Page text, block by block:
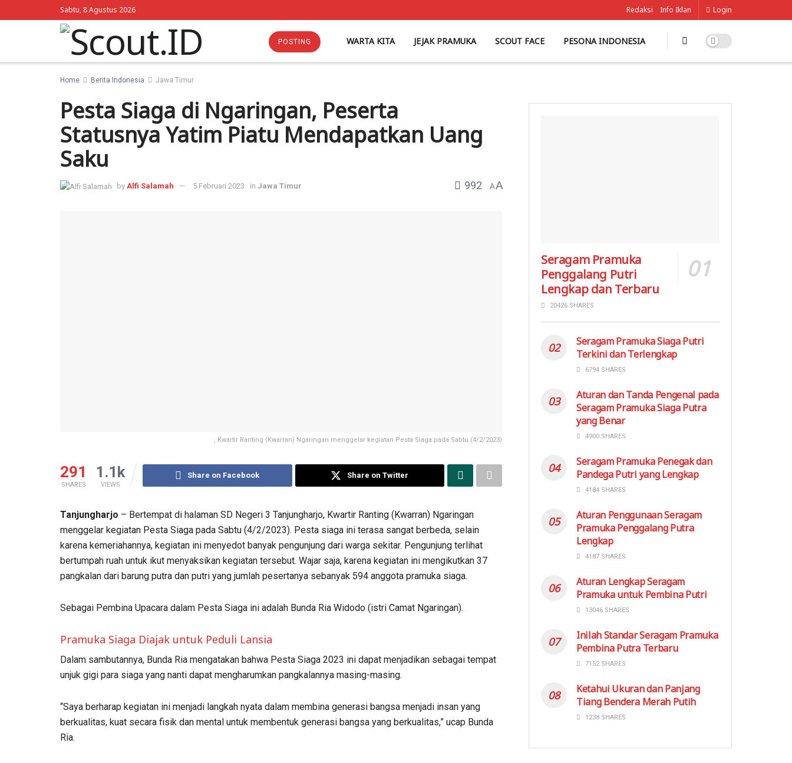
Sabtu, 8 Agustus 2026 Redaksi Info Iklan Login
POSTING WARTA KITA JEJAK PRAMUKA SCOUT FACE PESONA INDONESIA
Home Berita Indonesia Jawa Timur
Pesta Siaga di Ngaringan, Peserta
Statusnya Yatim Piatu Mendapatkan Uang
Saku
by Alfi Salamah 5 Februari 2023 in Jawa Timur 992 AA
, Kwartir Ranting (Kwarran) Ngaringan menggelar kegiatan Pesta Siaga pada Sabtu (4/2/2023)
291
SHARES
1.1k
VIEWS
Share on Facebook Share on Twitter
Tanjungharjo – Bertempat di halaman SD Negeri 3 Tanjungharjo, Kwartir Ranting (Kwarran) Ngaringan
menggelar kegiatan Pesta Siaga pada Sabtu (4/2/2023). Pesta siaga ini terasa sangat berbeda, selain
karena kemeriahannya, kegiatan ini menyedot banyak pengunjung dari warga sekitar. Pengunjung terlihat
bertumpah ruah untuk ikut menyaksikan kegiatan tersebut. Wajar saja, karena kegiatan ini mengikutkan 37
pangkalan dari barung putra dan putri yang jumlah pesertanya sebanyak 594 anggota pramuka siaga.
Sebagai Pembina Upacara dalam Pesta Siaga ini adalah Bunda Ria Widodo (istri Camat Ngaringan).
Pramuka Siaga Diajak untuk Peduli Lansia
Dalam sambutannya, Bunda Ria mengatakan bahwa Pesta Siaga 2023 ini dapat menjadikan sebagai tempat
unjuk gigi para siaga yang nanti dapat mengharumkan pangkalannya masing-masing.
“Saya berharap kegiatan ini menjadi langkah nyata dalam membina generasi bangsa menjadi insan yang
berkualitas, kuat secara fisik dan mental untuk membentuk generasi bangsa yang berkualitas,” ucap Bunda
Ria.
Seragam Pramuka
Penggalang Putri
Lengkap dan Terbaru
20426 SHARES
Seragam Pramuka Siaga Putri
Terkini dan Terlengkap
6794 SHARES
Aturan dan Tanda Pengenal pada
Seragam Pramuka Siaga Putra
yang Benar
4900 SHARES
Seragam Pramuka Penegak dan
Pandega Putri yang Lengkap
4184 SHARES
Aturan Penggunaan Seragam
Pramuka Penggalang Putra
Lengkap
4187 SHARES
Aturan Lengkap Seragam
Pramuka untuk Pembina Putri
13046 SHARES
Inilah Standar Seragam Pramuka
Pembina Putra Terbaru
7152 SHARES
Ketahui Ukuran dan Panjang
Tiang Bendera Merah Putih
1238 SHARES